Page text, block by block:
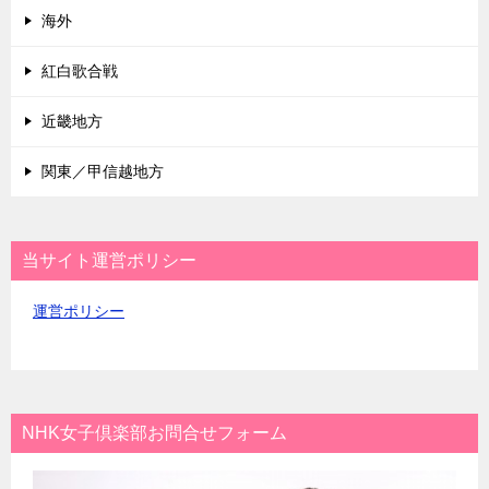
海外
紅白歌合戦
近畿地方
関東／甲信越地方
当サイト運営ポリシー
運営ポリシー
NHK女子倶楽部お問合せフォーム